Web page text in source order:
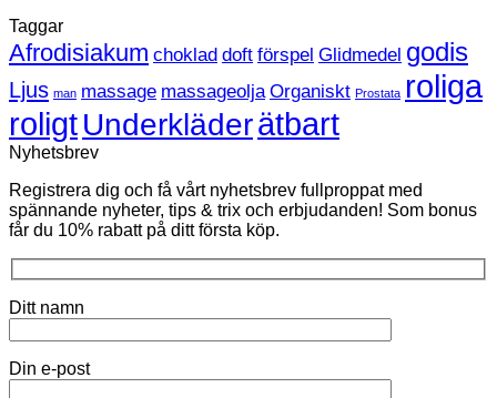
Heta
sextips!
Taggar
Afrodisiakum choklad doft förspel Glidmedel godis
Ljus man massage massageolja Organiskt Prostata roliga
roligtUnderkläderätbart
Nyhetsbrev
Registrera dig och få vårt nyhetsbrev fullproppat med
spännande nyheter, tips & trix och erbjudanden! Som bonus
får du 10% rabatt på ditt första köp.
Ditt namn
Din e-post